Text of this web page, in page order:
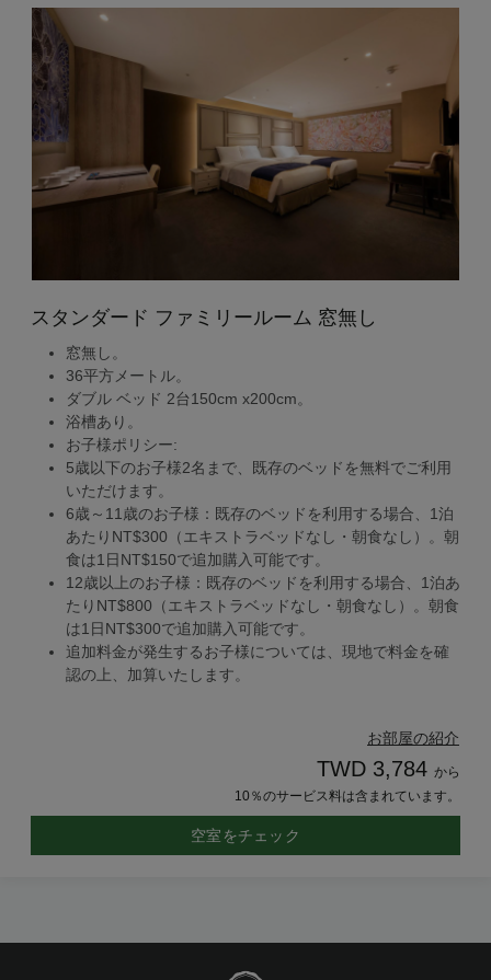
スタンダード ファミリールーム 窓無し
窓無し。
36平方メートル。
ダブル ベッド 2台150cm x200cm。
浴槽あり。
お子様ポリシー:
5歳以下のお子様2名まで、既存のベッドを無料でご利用
いただけます。
6歳～11歳のお子様：既存のベッドを利用する場合、1泊
あたりNT$300（エキストラベッドなし・朝食なし）。朝
食は1日NT$150で追加購入可能です。
12歳以上のお子様：既存のベッドを利用する場合、1泊あ
たりNT$800（エキストラベッドなし・朝食なし）。朝食
は1日NT$300で追加購入可能です。
追加料金が発生するお子様については、現地で料金を確
認の上、加算いたします。
お部屋の紹介
TWD 3,784 から
10％のサービス料は含まれています。
空室をチェック